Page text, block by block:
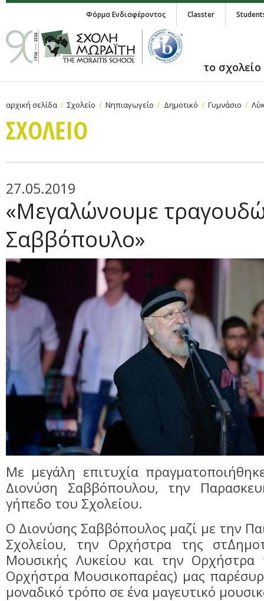
Φόρμα Ενδιαφέροντος Classter
το σχολείο
αρχική σελίδα Σχολείο Νηπιαγωγείο Δημοτικό Γυμνάσιο
ΣΧΟΛΕΙΟ
27.05.2019
«Μεγαλώνουμε
Σαββόπουλο»
Με μεγάλη επιτυχία
Διονύση Σαββόπουλου, την
γήπεδο του Σχολείου.
Ο Διονύσης Σαββόπουλος μαζί με την
Σχολείου, την Ορχήστρα της
Μουσικής Λυκείου και την
Ορχήστρα Μουσικοπαρέας) μας
μοναδικό τρόπο σε ένα μαγευτικό